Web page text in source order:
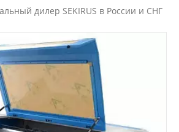
дилер SEKIRUS в России и СНГ